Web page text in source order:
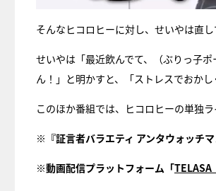
そんなヒコロヒーに対し、せいやは直し
せいやは「最近飲んでて、（ぶりっ子
ん！」と明かすと、「ストレスでおか
このほか番組では、ヒコロヒーの単独
※『証言者バラエティ アンタウォッチマ
※動画配信プラットフォーム「TELASA